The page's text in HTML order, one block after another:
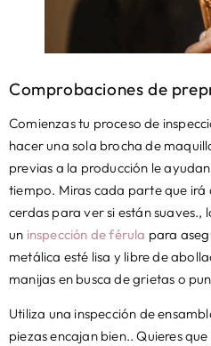
Comprobaciones de
Comienzas tu proceso de
hacer una sola brocha de
previas a la producción le
tiempo. Miras cada parte que irá
cerdas para ver si están
un inspección de férula para
metálica esté lisa y libre de
manijas en busca de grietas o
Utiliza una inspección de
piezas encajan bien.. Quieres